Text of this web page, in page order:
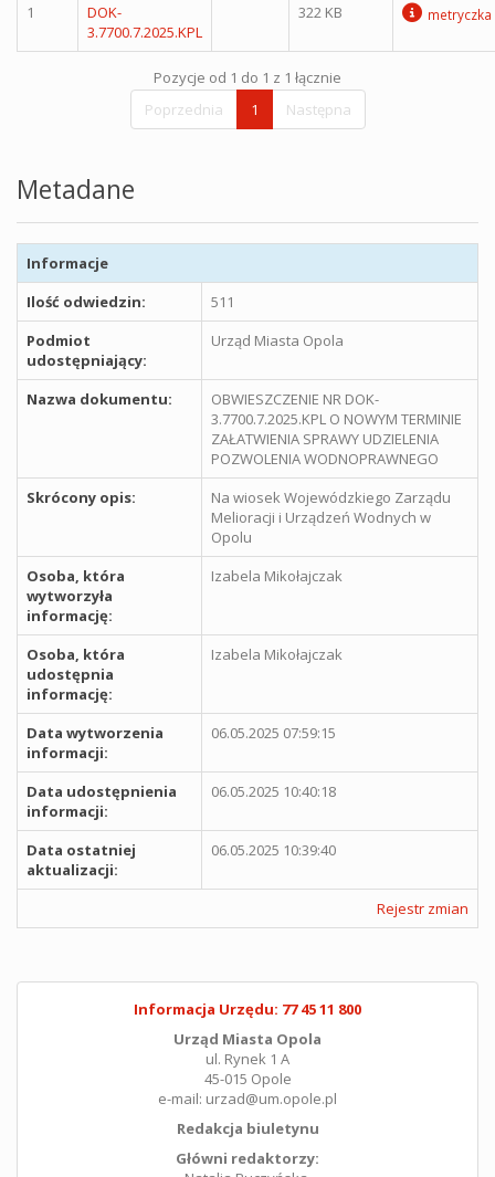
1
DOK-
3.7700.7.2025.KPL
322 KB metryczka
Pozycje od 1 do 1 z 1 łącznie
Poprzednia
1 Następna
Metadane
Informacje
Ilość odwiedzin:
511
Podmiot
udostępniający:
Urząd Miasta Opola
Nazwa dokumentu:
OBWIESZCZENIE NR DOK-
3.7700.7.2025.KPL O NOWYM TERMINIE
ZAŁATWIENIA SPRAWY UDZIELENIA
POZWOLENIA WODNOPRAWNEGO
Skrócony opis:
Na wiosek Wojewódzkiego Zarządu
Melioracji i Urządzeń Wodnych w
Opolu
Osoba, która
wytworzyła
informację:
Izabela Mikołajczak
Osoba, która
udostępnia
informację:
Izabela Mikołajczak
Data wytworzenia
informacji:
06.05.2025 07:59:15
Data udostępnienia
informacji:
06.05.2025 10:40:18
Data ostatniej
aktualizacji:
06.05.2025 10:39:40
Rejestr zmian
Informacja Urzędu: 77 45 11 800
Urząd Miasta Opola
ul. Rynek 1 A
45-015 Opole
e-mail: urzad@um.opole.pl
Redakcja biuletynu
Główni redaktorzy: